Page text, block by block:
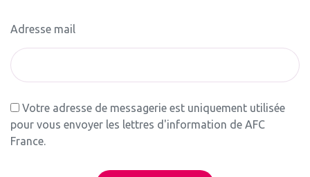
Adresse mail
Votre adresse de messagerie est uniquement utilisée
pour vous envoyer les lettres d'information de AFC
France.